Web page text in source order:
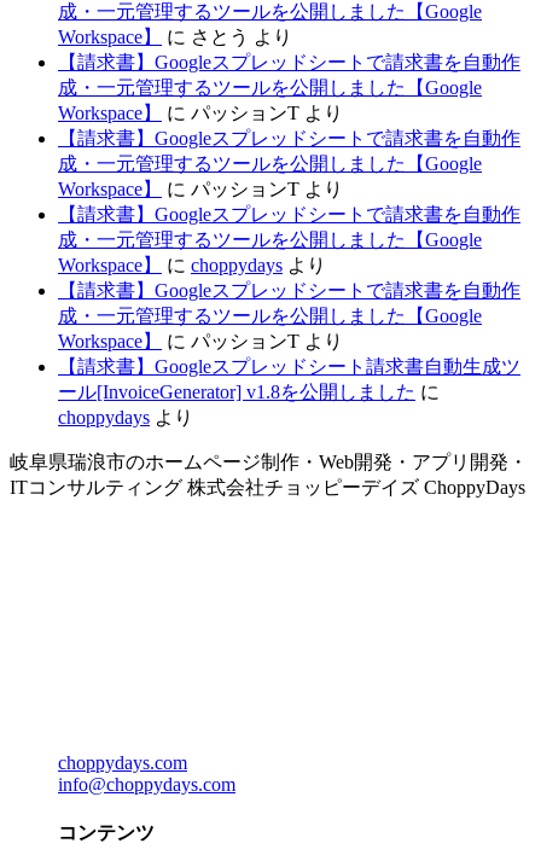
成・一元管理するツールを公開しました【Google
Workspace】
に さとう より
【請求書】Googleスプレッドシートで請求書を自動作
成・一元管理するツールを公開しました【Google
Workspace】
に パッションT より
【請求書】Googleスプレッドシートで請求書を自動作
成・一元管理するツールを公開しました【Google
Workspace】
に パッションT より
【請求書】Googleスプレッドシートで請求書を自動作
成・一元管理するツールを公開しました【Google
Workspace】
に choppydays より
【請求書】Googleスプレッドシートで請求書を自動作
成・一元管理するツールを公開しました【Google
Workspace】
に パッションT より
【請求書】Googleスプレッドシート請求書自動生成ツ
ール[InvoiceGenerator] v1.8を公開しました に
choppydays より
岐阜県瑞浪市のホームページ制作・Web開発・アプリ開発・
ITコンサルティング 株式会社チョッピーデイズ ChoppyDays
choppydays.com
info@choppydays.com
コンテンツ